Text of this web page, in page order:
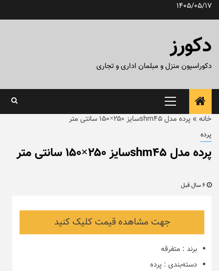
پرش1405/05/17
دکورز
دکوراسیون منزل و مبلمان اداری و تجاری
منوی
اصلی
خانه » پرده مدل shm45سایز ۲۵۰×۱۵۰ سانتی متر
پرده
پرده مدل shm45سایز ۲۵۰×۱۵۰ سانتی متر
جهت مشاهده قیمت کلیک کنید
برند : متفرقه
دسته‌بندی : پرده